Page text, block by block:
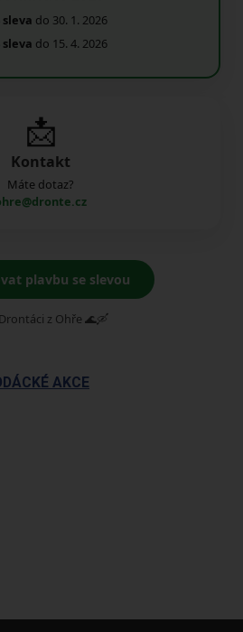
sleva do 30. 1. 2026
sleva do 15. 4. 2026
📩
Kontakt
Máte dotaz?
plavbu se slevou
z Ohře 🌊🛶
AKCE